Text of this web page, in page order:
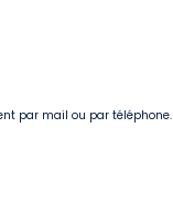
par mail ou par téléphone.